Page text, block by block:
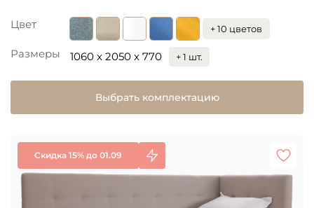
Цвет + 10 цветов
Размеры 1060 x 2050 x 770 + 1 шт.
Выбрать комплектацию
Скидка 15% до 01.09